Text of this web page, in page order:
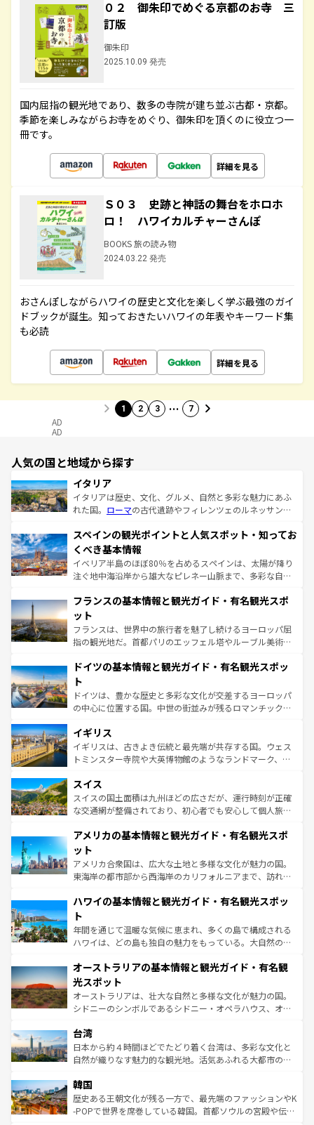
０２ 御朱印でめぐる京都のお寺 三
訂版
御朱印
2025.10.09 発売
国内屈指の観光地であり、数多の寺院が建ち並ぶ古都・京都。
季節を楽しみながらお寺をめぐり、御朱印を頂くのに役立つ一
冊です。
詳細を見る
Ｓ０３ 史跡と神話の舞台をホロホ
ロ！ ハワイカルチャーさんぽ
BOOKS 旅の読み物
2024.03.22 発売
おさんぽしながらハワイの歴史と文化を楽しく学ぶ最強のガイ
ドブックが誕生。知っておきたいハワイの年表やキーワード集
も必読
詳細を見る
1 2 3 … 7
AD
AD
人気の国と地域から探す
イタリア
イタリアは歴史、文化、グルメ、自然と多彩な魅力にあふ
れた国。 ローマの古代遺跡やフィレンツェのルネッサンス
ろん、トスカーナの美しい田園風景やアマルフィ海岸の絶
景など、自然景観も見逃せない。観光の合間には、本場の
ピザやパスタなど、絶品のイタリア料理を堪能することも
できる。朝目覚めてから夜眠るまで、すべての瞬間を楽し
なお、新着のイタリア情報はコンテンツ一覧を参照してほ
しい。
スペインの観光ポイントと人気スポット・知ってお
くべき基本情報
イベリア半島のほぼ80％を占めるスペインは、太陽が降り
注ぐ地中海沿岸から雄大なピレネー山脈まで、多彩な自然
文化が根付くこの国では、情熱的なフラメンコ、熱気あふ
れる闘牛、そして美味しいタパスが生活の一部となってい
る。首都マドリードの洗練された雰囲気や、バルセロナの
アートに溢れた街角から、地方では古代ローマ遺跡や中世
せる。地方によって風土や気候が異なるスペインはその個
ンテンツ一覧 を参照してほしい。
フランスの基本情報と観光ガイド・有名観光スポ
ット
フランスは、世界中の旅行者を魅了し続けるヨーロッパ屈
指の観光地だ。首都パリのエッフェル塔やルーブル美術館
で、幅広い魅力が詰まっている。華麗な宮殿、歴史的な大
聖堂、美しいビーチ、そして豊かな自然が、訪れる者を心
から魅了する。また、フランスは美食の国としても知ら
れ、フランス料理はユネスコ無形文化遺産にも登録されて
香り高いラベンダー畑など、多彩な楽しみ方が可能だ。さ
らに、パリ以外の地域にも魅力が溢れており、どの街角に
も豊かな歴史と文化が息づいている。パリ以外の個性あふ
を参照してほしい。
ドイツの基本情報と観光ガイド・有名観光スポッ
ト
ドイツは、豊かな歴史と多彩な文化が交差するヨーロッパ
の中心に位置する国。中世の街並みが残るロマンチック街
顔を持つこの国は、どこを歩いても飽きることがない。ベ
ルリンの文化的活気、バイエルン州のアルプスの絶景、そ
してライン川沿いのワイン畑といった風景は必見。ビール
は、お酒好きな人にはぜひ体験してほしい。 なお、新着の
ドイツ情報はコンテンツ一覧を参照してほしい。
イギリス
イギリスは、古きよき伝統と最先端が共存する国。ウェス
トミンスター寺院や大英博物館のようなランドマーク、歴
リアごとに異なる魅力がある。また、優雅なアフタヌーン
ティー、ビール好きにはたまらない英国パブ、サッカー観
戦など、本場だからこそできる体験も豊富。イギリスを旅
ンツ一覧を参照してほしい。
スイス
スイスの国土面積は九州ほどの広さだが、運行時刻が正確
な交通網が整備されており、初心者でも安心して個人旅行
の建物がそのまま残る町や、スイスならではのユニークな
博物館もあり、アルプス観光だけでなく町歩きも満喫する
ことができる。国民の所得が高いため物価も高いが、旅行
者向けの交通パス提供のサービスもあり、うまく活用すれ
着のスイス情報はコンテンツ一覧を参照してほしい。
アメリカの基本情報と観光ガイド・有名観光スポ
ット
アメリカ合衆国は、広大な土地と多様な文化が魅力の国。
東海岸の都市部から西海岸のカリフォルニアまで、訪れる
のような巨大都市は、観光、ショッピング、エンターテイ
ンメントが詰まった刺激的なスポットだ。一方、アメリカ
西部には大自然が広がり、グランドキャニオンやイエロー
ストーン国立公園といった絶景が堪能できる。さらに、南
文化が魅力。旅行者はアメリカの各地域で異なる魅力を楽
しみながら、その多様性と豊かな歴史を感じることができ
るだろう。車でのロードトリップや列車の旅も、アメリカ
ならではの贅沢な旅のスタイルだ。 なお、新着のアメリカ
情報は コンテンツ一覧 を参照してほしい。
ハワイの基本情報と観光ガイド・有名観光スポッ
ト
年間を通じて温暖な気候に恵まれ、多くの島で構成される
ハワイは、どの島も独自の魅力をもっている。大自然の神
ワイ島は見逃せない。また、定番の観光地といえばオアフ
島だが、静かな自然を求めるならマウイ島やカウアイ島が
おすすめ。エメラルドグリーンに輝く海をはじめ、豊かな
文化や歴史が息づいている。「アロハスピリット」と呼ば
人々、おいしいローカルフードやハワイアンミュージッ
ク、伝統的なフラダンスなど、すべてがハワイの魅力を彩
っている。訪れるたびに新しい発見と感動が待っているハ
はコンテンツ一覧
オーストラリアの基本情報と観光ガイド・有名観
光スポット
オーストラリアは、壮大な自然と多様な文化が魅力の国。
シドニーのシンボルであるシドニー・オペラハウス、オー
リアリーフや大陸中央部にそびえるウルル（エアーズロッ
ク）、タスマニアの美しい原生林やケアンズの熱帯雨林な
ど、見どころがたくさん。また、カフェやワイン、オージ
いる。アクティビティも充実しており、サーフィンやダイ
ビング、ハイキングなど、アウトドア好きにはたまらな
い。オーストラリアの多彩な魅力を存分に味わいつくそ
台湾
日本から約４時間ほどでたどり着く台湾は、多彩な文化と
自然が織りなす魅力的な観光地。活気あふれる大都市の台
ン）、静ひつな山岳地帯である台湾東部など、都市の喧騒
と山間の静けさが共存しており、訪れる人に新しい発見と
驚きをもたらしてくれる。また、奥深い台湾の食文化も魅
韓国
歴史ある王朝文化が残る一方で、最先端のファッションやK
-POPで世界を席巻している韓国。首都ソウルの宮殿や伝統